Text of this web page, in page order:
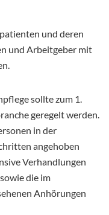
und deren
und Arbeitgeber mit
sollte zum 1.
geregelt werden.
in der
angehoben
Verhandlungen
die im
Anhörungen